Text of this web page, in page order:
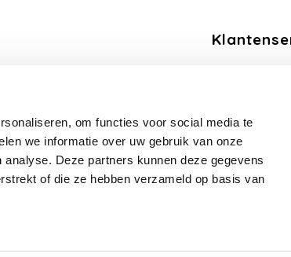
om functies voor social media te
we informatie over uw gebruik van onze
Deze partners kunnen deze gegevens
of die ze hebben verzameld op basis van
Betaalmethoden
Verzend en